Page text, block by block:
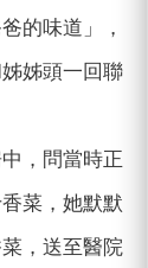
的味道」，
姊頭一回聯
，問當時正
菜，她默默
，送至醫院